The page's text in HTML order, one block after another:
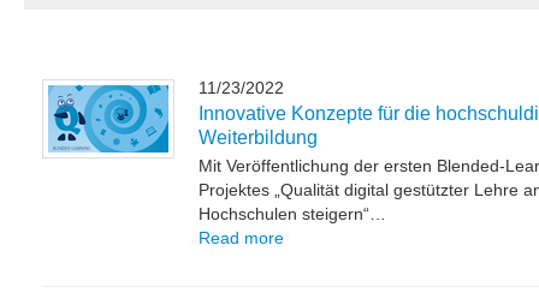
11/23/2022
Innovative Konzepte für die
Weiterbildung
Mit Veröffentlichung der ersten Blended-
Projektes „Qualität digital gestützter Lehre
Hochschulen steigern“…
Read more